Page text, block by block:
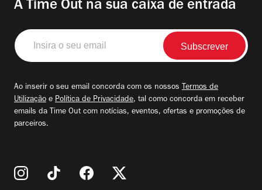
A Time Out na sua caixa de entrada
Insira
o
seu
Ao inserir o seu email concorda com os nossos Termos de
Utilização e Política de Privacidade, tal como concorda em receber
emails da Time Out com notícias, eventos, ofertas e promoções de
parceiros.